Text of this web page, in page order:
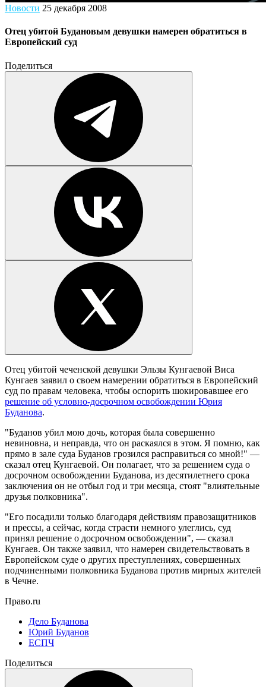
Новости 25 декабря 2008
Отец убитой Будановым девушки намерен обратиться в
Европейский суд
Поделиться
Отец убитой чеченской девушки Эльзы Кунгаевой Виса
Кунгаев заявил о своем намерении обратиться в Европейский
суд по правам человека, чтобы оспорить шокировавшее его
решение об условно-досрочном освобождении Юрия
Буданова.
"Буданов убил мою дочь, которая была совершенно
невиновна, и неправда, что он раскаялся в этом. Я помню, как
прямо в зале суда Буданов грозился расправиться со мной!" —
сказал отец Кунгаевой. Он полагает, что за решением суда о
досрочном освобождении Буданова, из десятилетнего срока
заключения он не отбыл год и три месяца, стоят "влиятельные
друзья полковника".
"Его посадили только благодаря действиям правозащитников
и прессы, а сейчас, когда страсти немного улеглись, суд
принял решение о досрочном освобождении", — сказал
Кунгаев. Он также заявил, что намерен свидетельствовать в
Европейском суде о других преступлениях, совершенных
подчиненными полковника Буданова против мирных жителей
в Чечне.
Право.ru
Дело Буданова
Юрий Буданов
ЕСПЧ
Поделиться